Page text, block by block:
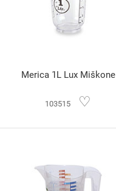
Merica 1L Lux Miškone
103515 ♡